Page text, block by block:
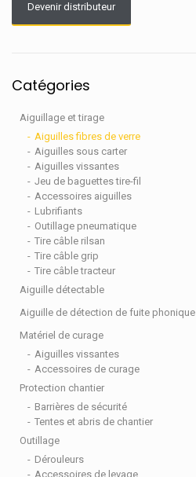
Devenir distributeur
Catégories
Aiguillage et tirage
Aiguilles fibres de verre
Aiguilles sous carter
Aiguilles vissantes
Jeu de baguettes tire-fil
Accessoires aiguilles
Lubrifiants
Outillage pneumatique
Tire câble rilsan
Tire câble grip
Tire câble tracteur
Aiguille détectable
Aiguille de détection de fuite phonique
Matériel de curage
Aiguilles vissantes
Accessoires de curage
Protection chantier
Barrières de sécurité
Tentes et abris de chantier
Outillage
Dérouleurs
Accessoires de levage